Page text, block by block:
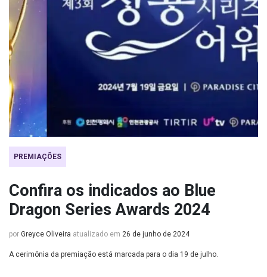
PREMIAÇÕES
Confira os indicados ao Blue
Dragon Series Awards 2024
por Greyce Oliveira atualizado em 26 de junho de 2024
A cerimônia da premiação está marcada para o dia 19 de julho.